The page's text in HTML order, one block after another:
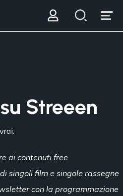
Streeen
ai contenuti free
singoli film e singole rassegne
con la programmazione